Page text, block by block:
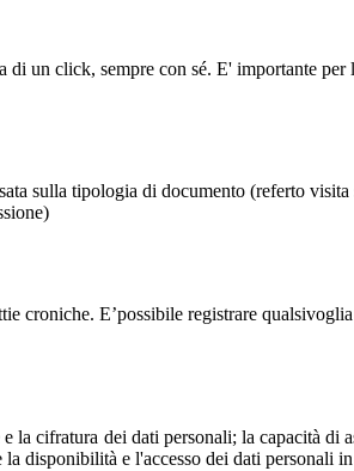
un click, sempre con sé. E' importante
sulla tipologia di documento (referto
E’possibile registrare
cifratura dei dati personali; la capacità di
disponibilità e l'accesso dei dati personali